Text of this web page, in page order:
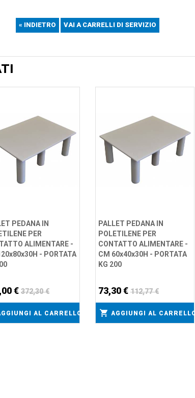
« INDIETRO VAI A CARRELLI DI SERVIZIO
PEDANA IN
PER
ALIMENTARE -
- PORTATA
€ 372,30 €
AL CARRELLO
PALLET PEDANA IN
POLETILENE PER
CONTATTO ALIMENTARE -
CM 60x40x30H - PORTATA
KG 200
73,30 € 112,77 €
AGGIUNGI AL CARRELLO